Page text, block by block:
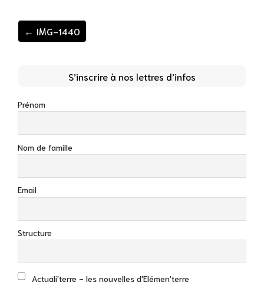
← IMG-1440
S’inscrire à nos lettres d’infos
Prénom
Nom de famille
Email
Structure
Actuali'terre - les nouvelles d'Elémen'terre